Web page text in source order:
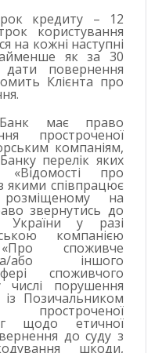
кредиту – 12
користування
на кожні наступні
як за 30
повернення
Клієнта про
має право
простроченої
компаніям,
перелік яких
про
якими співпрацює
на
звернутись до
України у разі
компанією
споживче
або іншого
споживчого
порушення
Позичальником
простроченої
щодо етичної
до суду з
шкоди,